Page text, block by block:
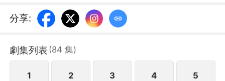
分享:
劇集列表 (84 集)
1 2 3 4 5